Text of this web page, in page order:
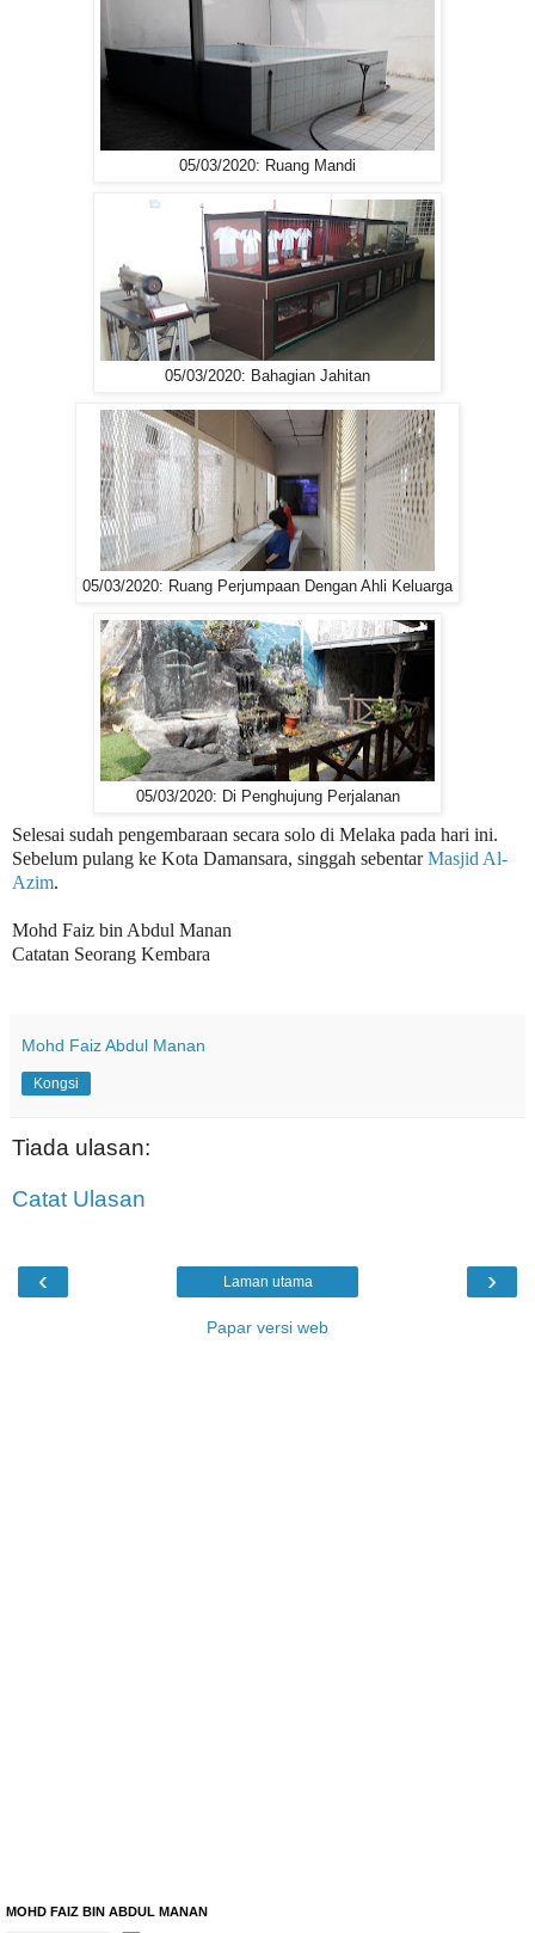
05/03/2020: Ruang Mandi
05/03/2020: Bahagian Jahitan
05/03/2020: Ruang Perjumpaan Dengan Ahli Keluarga
05/03/2020: Di Penghujung Perjalanan
Selesai sudah pengembaraan secara solo di Melaka pada hari ini.
Sebelum pulang ke Kota Damansara, singgah sebentarMasjid Al-
Azim.
Mohd Faiz bin Abdul Manan
Catatan Seorang Kembara
Mohd Faiz Abdul Manan
Kongsi
Tiada ulasan:
Catat Ulasan
‹ ›
Laman utama
Papar versi web
MOHD FAIZ BIN ABDUL MANAN